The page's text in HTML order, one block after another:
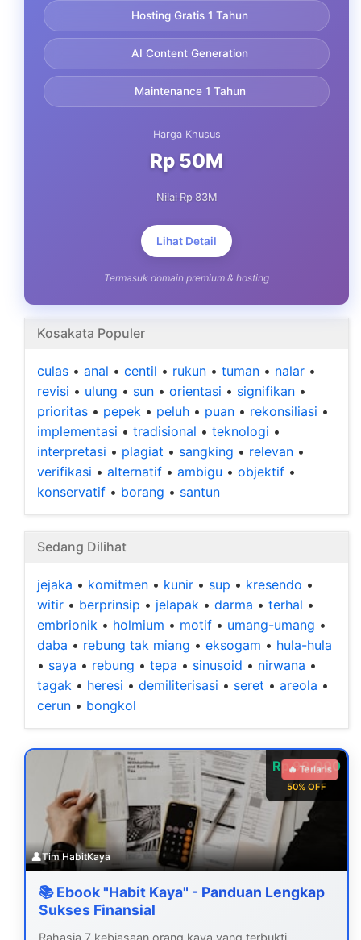
Hosting Gratis 1 Tahun
AI Content Generation
Maintenance 1 Tahun
Harga Khusus
Rp 50M
Nilai Rp 83M
Lihat Detail
Termasuk domain premium & hosting
Kosakata Populer
culas • anal • centil • rukun • tuman • nalar •
revisi • ulung • sun • orientasi • signifikan •
prioritas • pepek • peluh • puan • rekonsiliasi •
implementasi • tradisional • teknologi •
interpretasi • plagiat • sangking • relevan •
verifikasi • alternatif • ambigu • objektif •
konservatif • borang • santun
Sedang Dilihat
jejaka • komitmen • kunir • sup • kresendo •
witir • berprinsip • jelapak • darma • terhal •
embrionik • holmium • motif • umang-umang •
daba • rebung tak miang • eksogam • hula-hula
• saya • rebung • tepa • sinusoid • nirwana •
tagak • heresi • demiliterisasi • seret • areola •
cerun • bongkol
Rp 99.000
50% OFF
🔥 Terlaris
👤Tim HabitKaya
📚 Ebook "Habit Kaya" - Panduan Lengkap
Sukses Finansial